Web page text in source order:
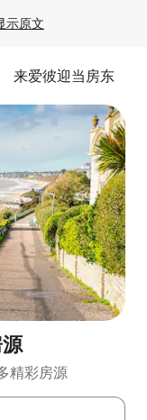
示原文
来爱彼迎当房东
精彩房源